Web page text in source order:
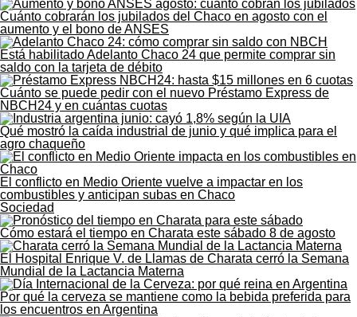
Cuánto cobrarán los jubilados del Chaco en agosto con el
aumento y el bono de ANSES
Está habilitado Adelanto Chaco 24 que permite comprar sin
saldo con la tarjeta de débito
Cuánto se puede pedir con el nuevo Préstamo Express de
NBCH24 y en cuántas cuotas
Qué mostró la caída industrial de junio y qué implica para el
agro chaqueño
El conflicto en Medio Oriente vuelve a impactar en los
combustibles y anticipan subas en Chaco
Sociedad
Cómo estará el tiempo en Charata este sábado 8 de agosto
El Hospital Enrique V. de Llamas de Charata cerró la Semana
Mundial de la Lactancia Materna
Por qué la cerveza se mantiene como la bebida preferida para
los encuentros en Argentina